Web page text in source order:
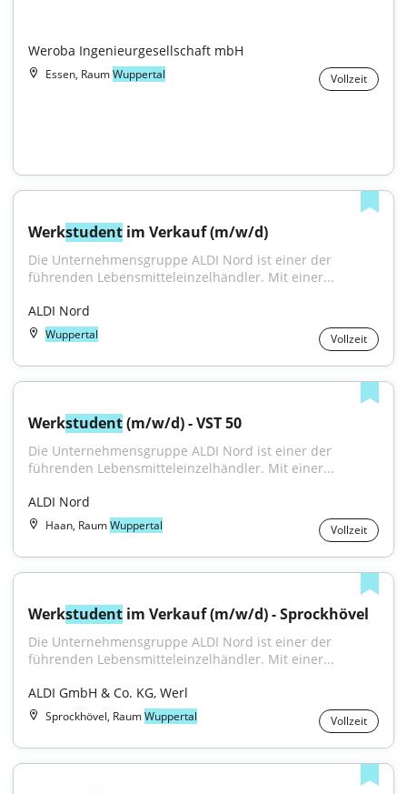
Weroba Ingenieurgesellschaft mbH
Essen, RaumWuppertal Vollzeit
Werkstudent im Verkauf (m/w/d)
Die Unternehmensgruppe ALDI Nord ist einer der
führenden Lebensmitteleinzelhändler. Mit einer...
ALDI Nord
Wuppertal Vollzeit
Werkstudent (m/w/d) - VST 50
Die Unternehmensgruppe ALDI Nord ist einer der
führenden Lebensmitteleinzelhändler. Mit einer...
ALDI Nord
Haan, RaumWuppertal Vollzeit
Werkstudent im Verkauf (m/w/d) - Sprockhövel
Die Unternehmensgruppe ALDI Nord ist einer der
führenden Lebensmitteleinzelhändler. Mit einer...
ALDI GmbH & Co. KG, Werl
Sprockhövel, RaumWuppertal Vollzeit